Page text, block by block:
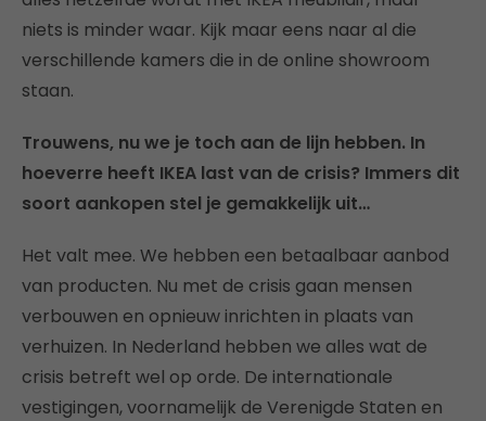
niets is minder waar. Kijk maar eens naar al die
verschillende kamers die in de online showroom
staan.
Trouwens, nu we je toch aan de lijn hebben. In
hoeverre heeft IKEA last van de crisis? Immers dit
soort aankopen stel je gemakkelijk uit…
Het valt mee. We hebben een betaalbaar aanbod
van producten. Nu met de crisis gaan mensen
verbouwen en opnieuw inrichten in plaats van
verhuizen. In Nederland hebben we alles wat de
crisis betreft wel op orde. De internationale
vestigingen, voornamelijk de Verenigde Staten en